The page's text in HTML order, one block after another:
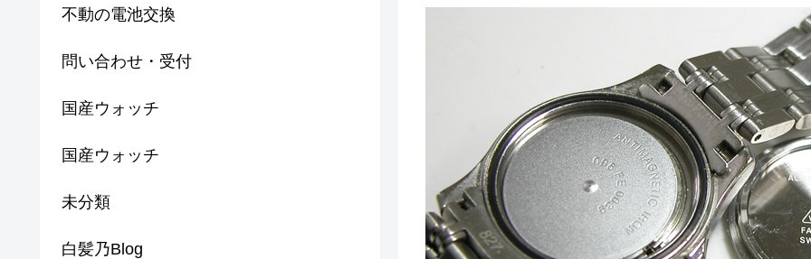
不動の電池交換
問い合わせ・受付
国産ウォッチ
国産ウォッチ
未分類
白髪乃Blog